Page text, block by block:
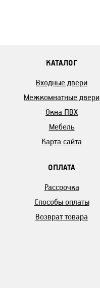
КАТАЛОГ
Входные двери
Межкомнатные двери
Окна ПВХ
Мебель
Карта сайта
ОПЛАТА
Рассрочка
Способы оплаты
Возврат товара